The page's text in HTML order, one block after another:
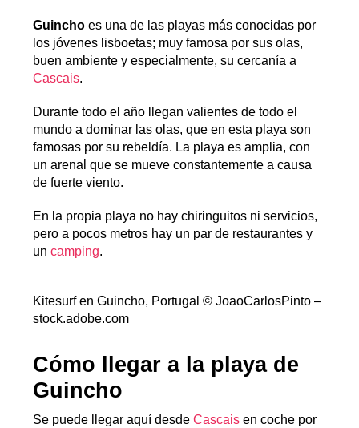
Guincho es una de las playas más conocidas por
los jóvenes lisboetas; muy famosa por sus olas,
buen ambiente y especialmente, su cercanía a
Cascais.
Durante todo el año llegan valientes de todo el
mundo a dominar las olas, que en esta playa son
famosas por su rebeldía. La playa es amplia, con
un arenal que se mueve constantemente a causa
de fuerte viento.
En la propia playa no hay chiringuitos ni servicios,
pero a pocos metros hay un par de restaurantes y
uncamping.
Kitesurf en Guincho, Portugal © JoaoCarlosPinto –
stock.adobe.com
Cómo llegar a la playa de
Guincho
Se puede llegar aquí desdeCascais en coche por